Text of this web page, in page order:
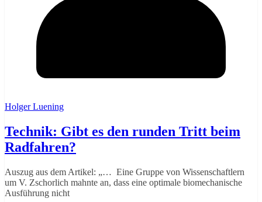
Holger Luening
Technik: Gibt es den runden Tritt beim
Radfahren?
Auszug aus dem Artikel: „… Eine Gruppe von Wissenschaftlern
um V. Zschorlich mahnte an, dass eine optimale biomechanische
Ausführung nicht